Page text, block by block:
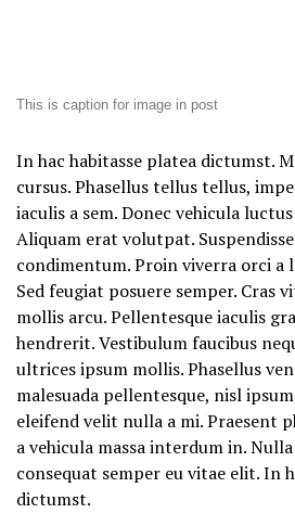
This is caption for image in post
In hac habitasse platea dictumst.
cursus. Phasellus tellus tellus,
iaculis a sem. Donec vehicula
Aliquam erat volutpat.
condimentum. Proin viverra orci a
Sed feugiat posuere semper. Cras
mollis arcu. Pellentesque iaculis
hendrerit. Vestibulum faucibus
ultrices ipsum mollis. Phasellus
malesuada pellentesque, nisl
eleifend velit nulla a mi. Praesent
a vehicula massa interdum in.
consequat semper eu vitae elit. In
dictumst.